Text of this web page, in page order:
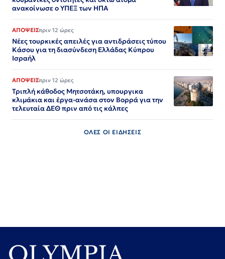
ανακοίνωσε ο ΥΠΕΞ των ΗΠΑ
ΑΠΟΨΕΙΣπριν 12 ώρες
Νέες τουρκικές απειλές για αντιδράσεις τύπου
Κάσου για τη διασύνδεση Ελλάδας Κύπρου
Ισραήλ
ΑΠΟΨΕΙΣπριν 12 ώρες
Τριπλή κάθοδος Μητσοτάκη, υπουργικα
κλιμάκια και έργα-ανάσα στον Βορρά για την
τελευταία ΔΕΘ πριν από τις κάλπες
ΟΛΕΣ ΟΙ ΕΙΔΗΣΕΙΣ